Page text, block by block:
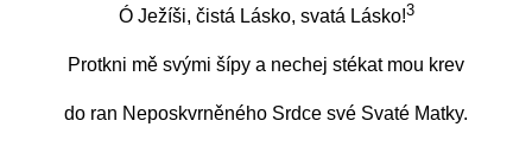
Ó Ježíši, čistá Lásko, svatá Lásko!3
Protkni mě svými šípy a nechej stékat mou krev
do ran Neposkvrněného Srdce své Svaté Matky.